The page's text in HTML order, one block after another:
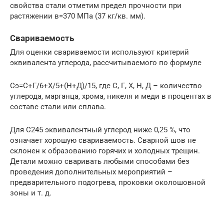
свойства стали отметим предел прочности при
растяжении в=370 МПа (37 кг/кв. мм).
Свариваемость
Для оценки свариваемости используют критерий
эквивалента углерода, рассчитываемого по формуле
Сэ=С+Г/6+Х/5+(Н+Д)/15, где С, Г, Х, Н, Д – количество
углерода, марганца, хрома, никеля и меди в процентах в
составе стали или сплава.
Для С245 эквивалентный углерод ниже 0,25 %, что
означает хорошую свариваемость. Сварной шов не
склонен к образованию горячих и холодных трещин.
Детали можно сваривать любыми способами без
проведения дополнительных мероприятий –
предварительного подогрева, проковки околошовной
зоны и т. д.